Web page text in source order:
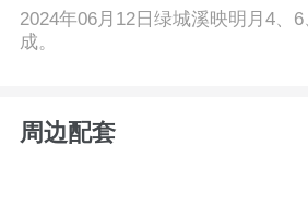
2024年06月12日绿城溪映明月4、
成。
周边配套